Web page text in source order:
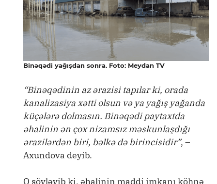
Binəqədi yağışdan sonra. Foto: Meydan TV
“Binəqədinin az ərazisi tapılar ki, orada
kanalizasiya xətti olsun və ya yağış yağanda
küçələrə dolmasın. Binəqədi paytaxtda
əhalinin ən çox nizamsız məskunlaşdığı
ərazilərdən biri, bəlkə də birincisidir”, –
Axundova deyib.
O söyləyib ki, əhalinin maddi imkanı köhnə